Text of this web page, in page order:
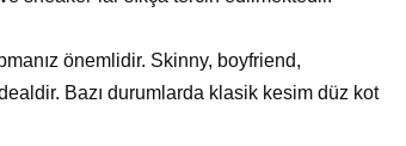
önemlidir. Skinny, boyfriend,
Bazı durumlarda klasik kesim düz kot